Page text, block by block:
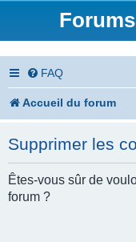
FAQ
Accueil du forum
Supprimer les
Êtes-vous sûr de
forum ?